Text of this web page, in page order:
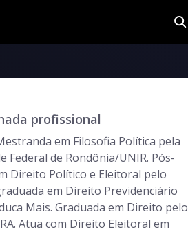
profissional
em Filosofia Política pela
Federal de Rondônia/UNIR. Pós-
Direito Político e Eleitoral pelo
em Direito Previdenciário
Mais. Graduada em Direito pelo
Atua com Direito Eleitoral em